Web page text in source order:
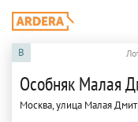
B
Особняк Малая
Москва, улица Малая